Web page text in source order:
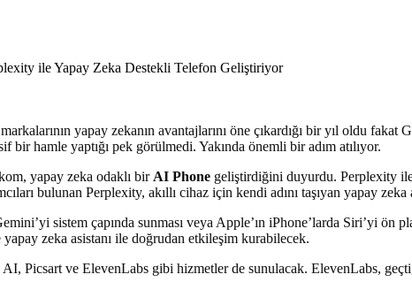
yapay zekanın avantajlarını öne çıkardığı bir yıl oldu
bir hamle yaptığı pek görülmedi. Yakında önemli bir adım atılıyor.
yapay zeka odaklı bir AI Phone geliştirdiğini duyurdu. Perplexity
bulunan Perplexity, akıllı cihaz için kendi adını taşıyan yapay zeka
sistem çapında sunması veya Apple’ın iPhone’larda Siri’yi
zeka asistanı ile doğrudan etkileşim kurabilecek.
AI, Picsart ve ElevenLabs gibi hizmetler de sunulacak. ElevenLabs,